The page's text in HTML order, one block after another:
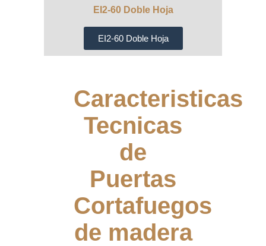
EI2-60 Doble Hoja
EI2-60 Doble Hoja
Caracteristicas
Tecnicas
de
Puertas
Cortafuegos
de madera